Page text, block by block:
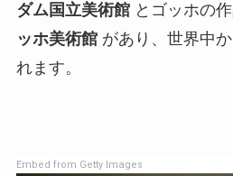
ダム国立美術館とゴッホの
ッホ美術館があり、世界中
れます。
Embed from Getty Images